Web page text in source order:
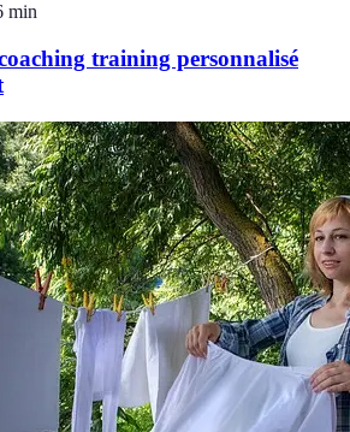
min
training personnalisé